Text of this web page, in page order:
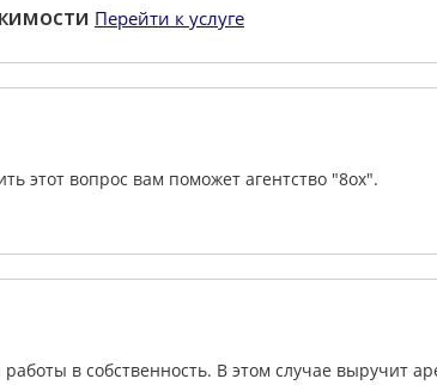
Перейти к услуге
этот вопрос вам поможет агентство "8ox".
в собственность. В этом случае выручит